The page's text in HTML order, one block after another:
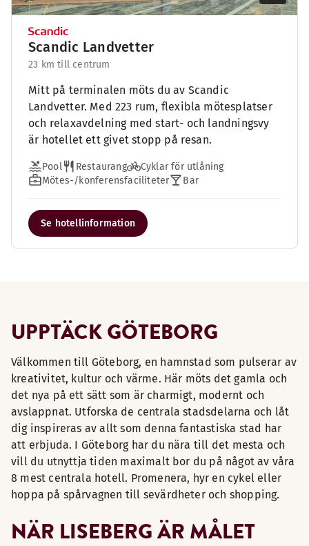
Scandic Landvetter
23 km till centrum
Mitt på terminalen möts du av Scandic
Landvetter. Med 223 rum, flexibla mötesplatser
och relaxavdelning med start- och landningsvy
är hotellet ett givet stopp på resan.
Pool Restaurang
Cyklar för utlåning
Mötes-/konferensfaciliteter
Bar
Se hotellinformation
UPPTÄCK GÖTEBORG
Välkommen till Göteborg, en hamnstad som pulserar av
kreativitet, kultur och värme. Här möts det gamla och
det nya på ett sätt som är charmigt, modernt och
avslappnat. Utforska de centrala stadsdelarna och låt
dig inspireras av allt som denna fantastiska stad har
att erbjuda. I Göteborg har du nära till det mesta och
vill du utnyttja tiden maximalt bor du på något av våra
8 mest centrala hotell. Promenera, hyr en cykel eller
hoppa på spårvagnen till sevärdheter och shopping.
NÄR LISEBERG ÄR MÅLET